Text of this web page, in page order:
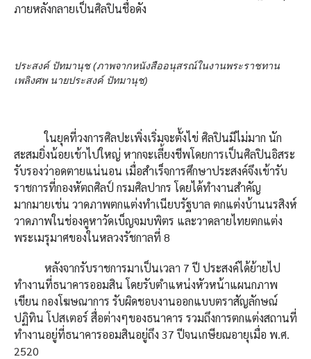
ภายหลังกลายเป็นศิลปินชื่อดัง
ประสงค์ ปัทมานุช (ภาพจากหนังสืออนุสรณ์ในงานพระราชทาน
เพลิงศพ นายประสงค์ ปัทมานุช)
ในยุคที่วงการศิลปะเพิ่งเริ่มจะตั้งไข่ ศิลปินมีไม่มาก นัก
สะสมยิ่งน้อยเข้าไปใหญ่ หากจะเลี้ยงชีพโดยการเป็นศิลปินอิสระ
รับรองว่าอดตายแน่นอน เมื่อสำเร็จการศึกษาประสงค์จึงเข้ารับ
ราชการที่กองหัตถศิลป์ กรมศิลปากร โดยได้ทำงานสำคัญ
มากมายเช่น วาดภาพตกแต่งทำเนียบรัฐบาล ตกแต่งบ้านนรสิงห์
วาดภาพในช่องคูหาวัดเบ็ญจมบพิตร และวาดลายไทยตกแต่ง
พระเมรุมาศของในหลวงรัชกาลที่ 8
หลังจากรับราชการมาเป็นเวลา 7 ปี ประสงค์ได้ย้ายไป
ทำงานที่ธนาคารออมสิน โดยรับตำแหน่งหัวหน้าแผนกภาพ
เขียน กองโฆษณาการ รับผิดชอบงานออกแบบตราสัญลักษณ์
ปฏิทิน โปสเตอร์ สื่อต่างๆของธนาคาร รวมถึงการตกแต่งสถานที่
ทำงานอยู่ที่ธนาคารออมสินอยู่ถึง 37 ปีจนเกษียณอายุเมื่อ พ.ศ.
2520